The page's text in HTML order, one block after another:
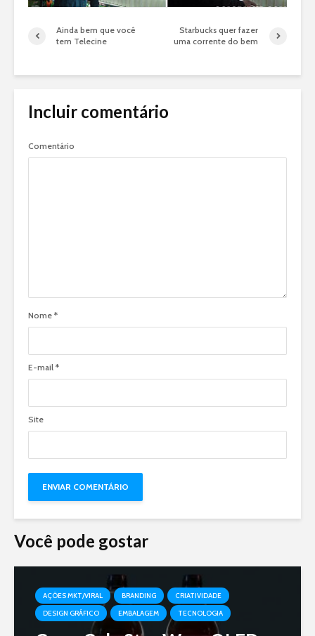
Ainda bem que você
tem Telecine
Starbucks quer fazer
uma corrente do bem
Incluir comentário
Comentário
Nome *
E-mail *
Site
Você pode gostar
AÇÕES MKT/VIRAL BRANDING
CRIATIVIDADE
DESIGN GRÁFICO
EMBALAGEM TECNOLOGIA